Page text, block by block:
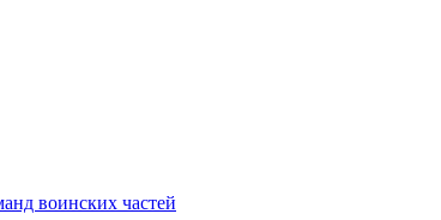
воинских частей